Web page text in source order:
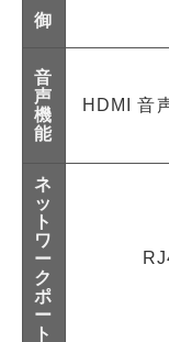
御
音
声
機
能
HDMI 音
ネ
ッ
ト
ワ
ー
ク
ポ
ー
ト